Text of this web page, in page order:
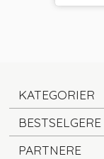
KATEGORIER
BESTSELGERE
PARTNERE